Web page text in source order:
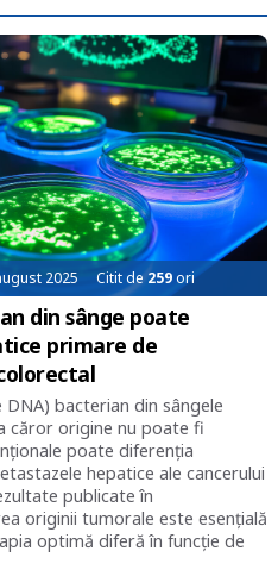
2025 Citit de259ori
din sânge poate
primare de
bacterian din sângele
căror origine nu poate fi
poate diferenția
hepatice ale cancerului
publicate în
originii tumorale este esențială
optimă diferă în funcție de